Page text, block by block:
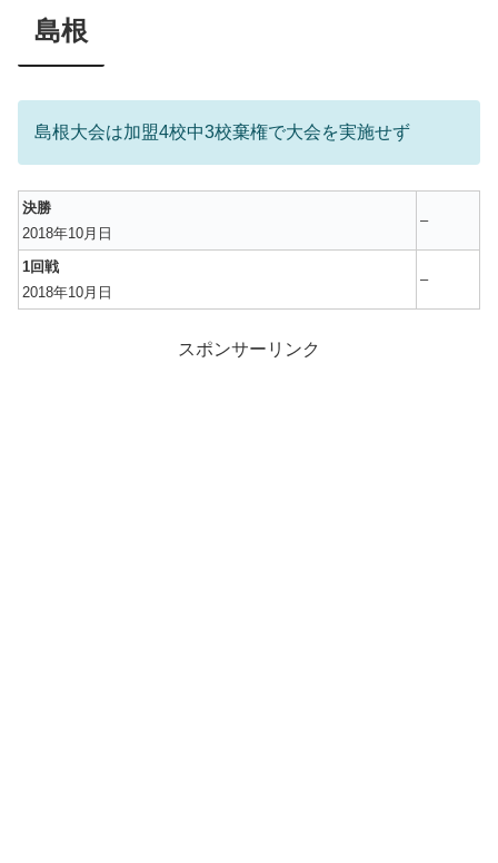
島根
島根大会は加盟4校中3校棄権で大会を実施せず
決勝
2018年10月日
–
1回戦
2018年10月日
–
スポンサーリンク